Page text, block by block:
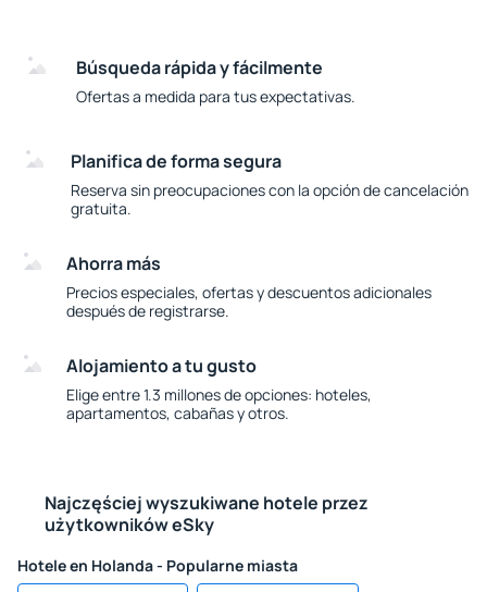
Búsqueda rápida y fácilmente
Ofertas a medida para tus expectativas.
Planifica de forma segura
Reserva sin preocupaciones con la opción de cancelación
gratuita.
Ahorra más
Precios especiales, ofertas y descuentos adicionales
después de registrarse.
Alojamiento a tu gusto
Elige entre 1.3 millones de opciones: hoteles,
apartamentos, cabañas y otros.
Najczęściej wyszukiwane hotele przez
użytkowników eSky
Hotele en Holanda - Popularne miasta